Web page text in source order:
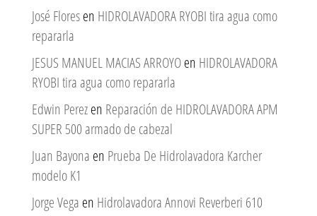
José Floresen HIDROLAVADORA RYOBI tira agua como
repararla
JESUS MANUEL MACIAS ARROYOen HIDROLAVADORA
RYOBI tira agua como repararla
Edwin Perezen Reparación de HIDROLAVADORA APM
SUPER 500 armado de cabezal
Juan Bayona en Prueba De Hidrolavadora Karcher
modelo K1
Jorge Vega en Hidrolavadora Annovi Reverberi 610